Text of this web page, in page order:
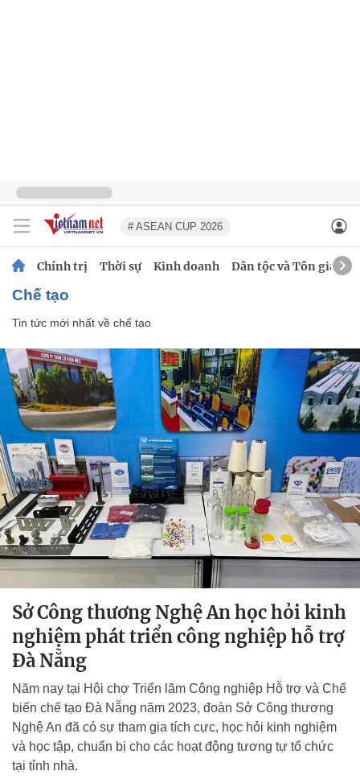
# ASEAN CUP 2026
Chính trị Thời sự Kinh doanh Dân tộc và Tôn giáo
chế tạo
Tin tức mới nhất về chế tạo
Sở Công thương Nghệ An học hỏi kinh
nghiệm phát triển công nghiệp hỗ trợ
Đà Nẵng
Năm nay tại Hội chợ Triển lãm Công nghiệp Hỗ trợ và Chế
biến chế tạo Đà Nẵng năm 2023, đoàn Sở Công thương
Nghệ An đã có sự tham gia tích cực, học hỏi kinh nghiệm
và học tập, chuẩn bị cho các hoạt động tương tự tổ chức
tại tỉnh nhà.